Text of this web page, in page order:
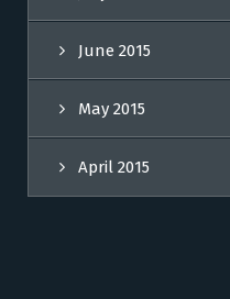
June 2015
May 2015
April 2015